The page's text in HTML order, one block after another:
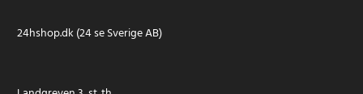
24hshop.dk (24 se Sverige AB)